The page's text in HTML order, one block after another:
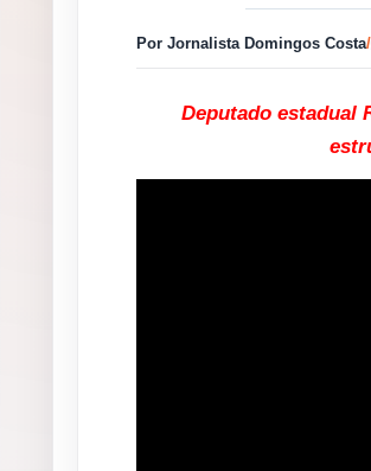
Por Jornalista Domingos Costa/
Deputado estadual